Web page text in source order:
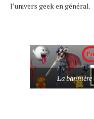
l’univers geek en général.
La